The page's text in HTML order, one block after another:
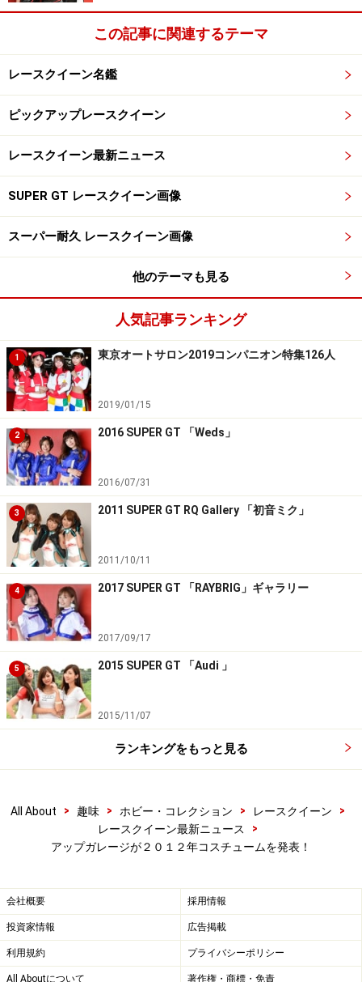
立花サキ／アップガレージドリフトエンジェルス
立花サキ／アップガレージドリフトエンジェルス
この記事に関連するテーマ
レースクイーン名鑑
ピックアップレースクイーン
レースクイーン最新ニュース
SUPER GT レースクイーン画像
スーパー耐久 レースクイーン画像
他のテーマも見る
人気記事ランキング
1 東京オートサロン2019コンパニオン特集126人
2019/01/15
2 2016 SUPER GT 「Weds」
2016/07/31
3 2011 SUPER GT RQ Gallery 「初音ミク」
2011/10/11
4 2017 SUPER GT 「RAYBRIG」ギャラリー
2017/09/17
5 2015 SUPER GT 「Audi 」
2015/11/07
ランキングをもっと見る
All About > 趣味 > ホビー・コレクション > レースクイーン
>
レースクイーン最新ニュース
>
アップガレージが２０１２年コスチュームを発表！
会社概要 採用情報
投資家情報 広告掲載
利用規約 プライバシーポリシー
All Aboutについて 著作権・商標・免責